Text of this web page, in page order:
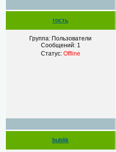
гость
Группа: Пользователи
Сообщений: 1
Статус: Offline
bublik